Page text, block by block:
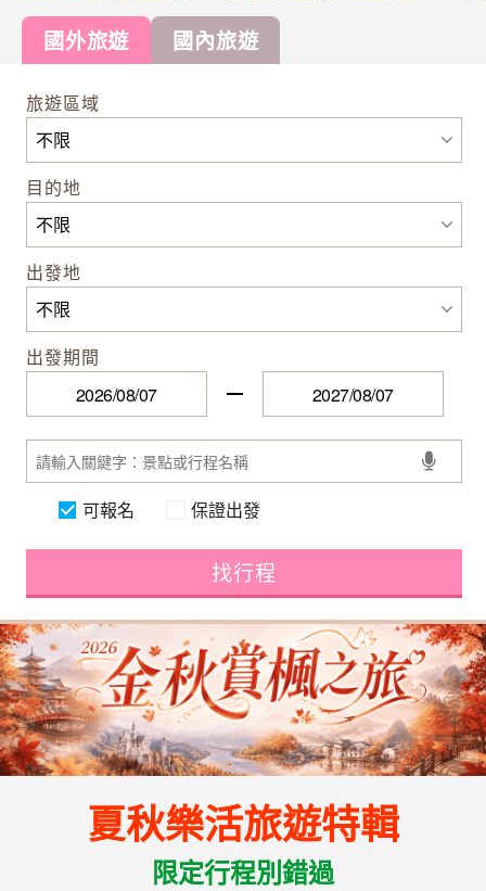
國外旅遊 國內旅遊
旅遊區域
目的地
出發地
出發期間
可報名 保證出發
找行程
夏秋樂活旅遊特輯
限定行程別錯過